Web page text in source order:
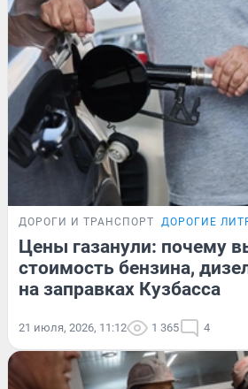
ДОРОГИ И ТРАНСПОРТ ДОРОГИЕ
Цены газанули: почему
стоимость бензина,
на заправках Кузбасса
21 июля, 2026, 11:12 1 365 4